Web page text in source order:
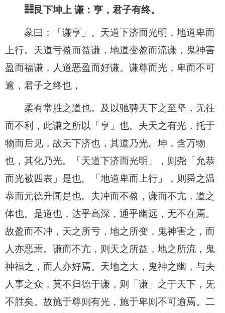
䷎艮下坤上 谦：亨，君子有终。
彖曰：「谦亨」。天道下济而光明，地道卑而
上行。天道亏盈而益谦，地道变盈而流谦，鬼神害
盈而福谦，人道恶盈而好谦。谦尊而光，卑而不可
逾，君子之终也，
柔有常胜之道也。及以驰骋天下之至坚，无往
而不利，此谦之所以「亨」也。夫天之有光，托于
物而后见，故天下济也，其道乃光。坤，含万物
也，其化乃光。「天道下济而光明」，则尧「允恭
而光被四表」是也。「地道卑而上行」，则舜之温
恭而元德升闻是也。夫冲而不盈，谦而不亢，道之
体也。是道也，达乎高深，通乎幽远，无不在焉。
故盈而不冲，天之所亏，地之所变，鬼神害之，而
人亦恶焉。谦而不亢，则天之所益，地之所流，鬼
神福之，而人亦好焉。天地之大，鬼神之幽，与夫
人事之众，莫不归德于谦，则「谦」之于天下，旡
不胜矣。故施于尊则有光，施于卑则不可逾焉。二